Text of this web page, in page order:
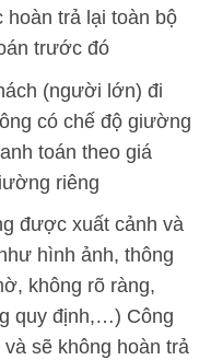
hoàn trả lại toàn bộ
trước đó
(người lớn) đi
có chế độ giường
toán theo giá
riêng
được xuất cảnh và
hình ảnh, thông
không rõ ràng,
quy định,…) Công
sẽ không hoàn trả